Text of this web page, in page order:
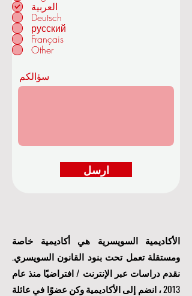
في زوريخ - سويسرا
الأكاديمية السويسرية هي أكاديمية خاصة
ومستقلة تعمل تحت بنود القانون السويسري.
نقدم دراسات عبر الإنترنت / افتراضيًا منذ عام
2013 ، انضم إلى الأكاديمية وكن عضوًا في عائلة
العربية
Deutsch
русский
Français
Other
سؤالكم
ارسل